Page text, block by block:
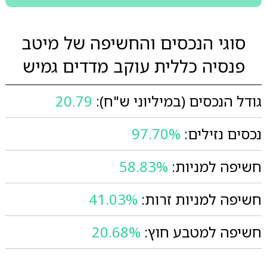
סוגי הנכסים והחשיפה של מיטב
פנסיה כללית עוקב מדדים גמיש
גודל הנכסים (במיליוני ש"ח): 20.79
נכסים נזילים: 97.70%
חשיפה למניות: 58.83%
חשיפה למניות זרות: 41.03%
חשיפה למטבע חוץ: 20.68%